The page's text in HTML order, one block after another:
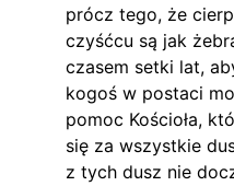
prócz tego, że
czyśćcu są jak
czasem setki lat,
kogoś w postaci
pomoc Kościoła,
się za wszystkie
z tych dusz nie